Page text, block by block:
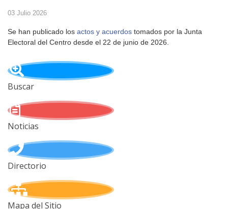
03 Julio 2026
Se han publicado los actos y acuerdos tomados por la Junta
Electoral del Centro desde el 22 de junio de 2026.
Buscar
Noticias
Directorio
Mapa del Sitio